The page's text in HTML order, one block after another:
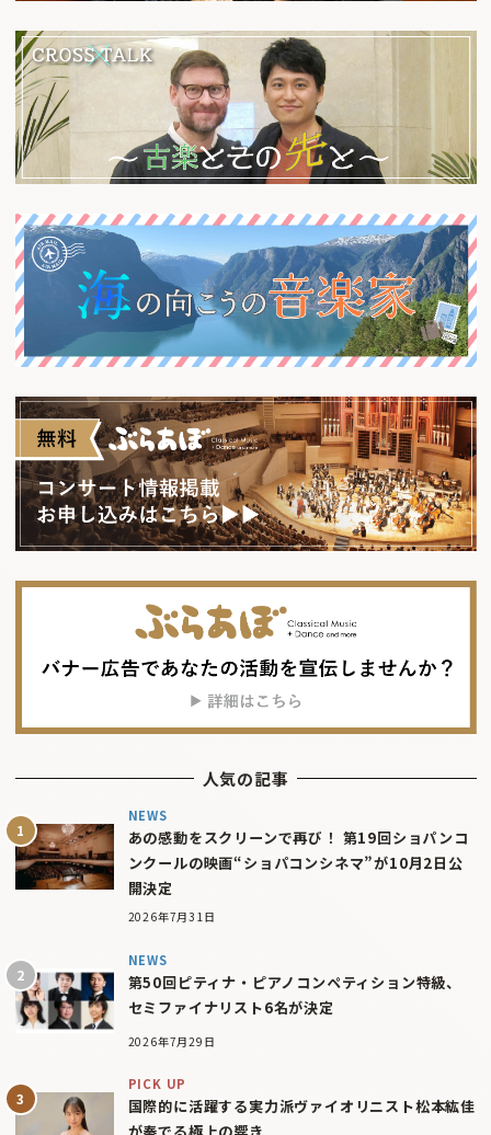
人気の記事
NEWS
あの感動をスクリーンで再び！ 第19回ショパンコ
ンクールの映画“ショパコンシネマ”が10月2日公
開決定
2026年7月31日
NEWS
第50回ピティナ・ピアノコンペティション特級、
セミファイナリスト6名が決定
2026年7月29日
PICK UP
国際的に活躍する実力派ヴァイオリニスト松本紘佳